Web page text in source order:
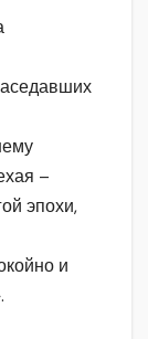
–
эпохи,
и